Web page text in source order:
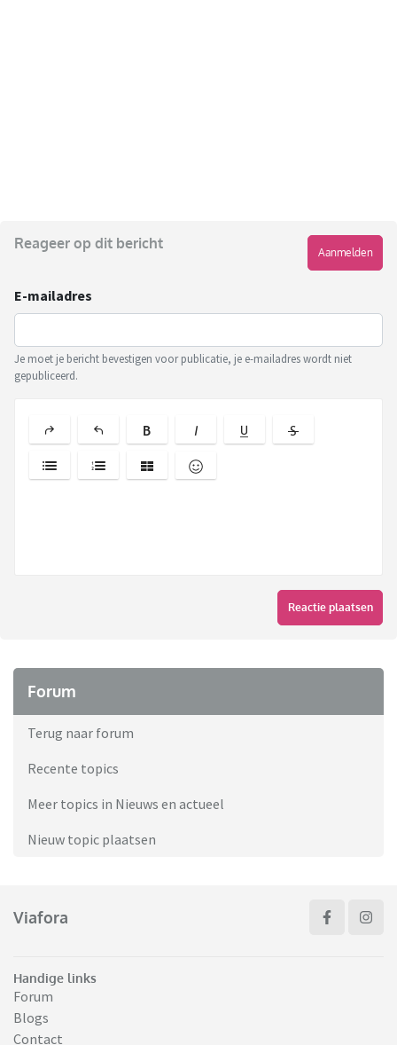
Reageer op dit bericht
Aanmelden
E-mailadres
Je moet je bericht bevestigen voor publicatie, je e-mailadres wordt niet
gepubliceerd.
Reactie plaatsen
Forum
Terug naar forum
Recente topics
Meer topics in Nieuws en actueel
Nieuw topic plaatsen
Viafora
Handige links
Forum
Blogs
Contact